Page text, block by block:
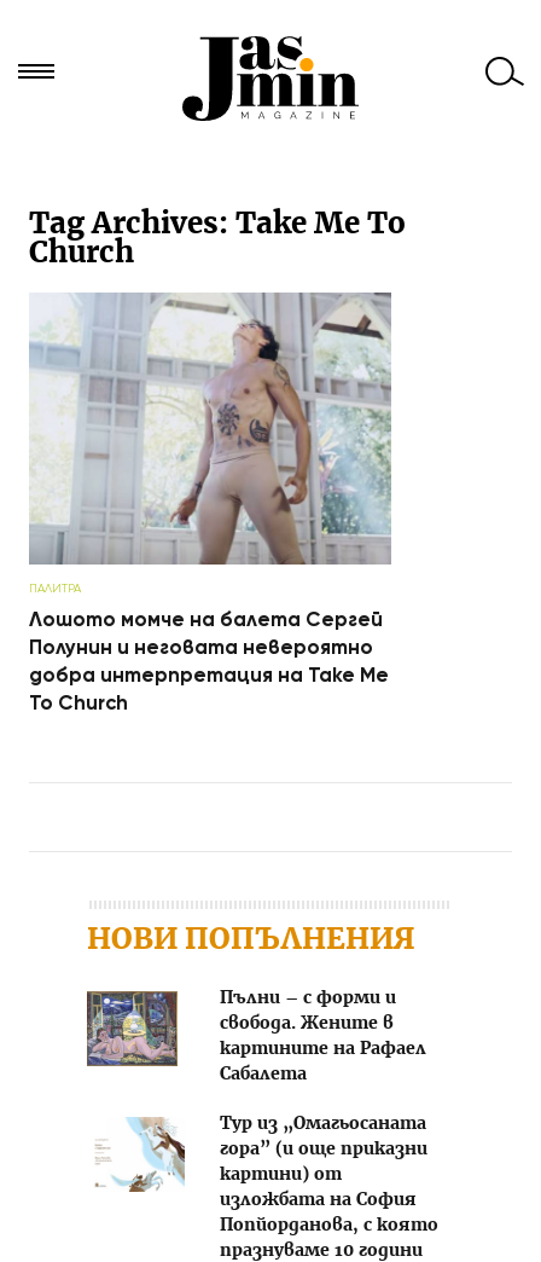
за:Tag Archives: Take Me To
Church
ПАЛИТРА
Лошото момче на балета Сергей
Полунин и неговата невероятно
добра интерпретация на Take Me
To Church
НОВИ ПОПЪЛНЕНИЯ
Пълни – с форми и
свобода. Жените в
картините на Рафаел
Сабалета
Тур из „Омагьосаната
гора” (и още приказни
картини) от
изложбата на София
Попйорданова, с която
празнуваме 10 години